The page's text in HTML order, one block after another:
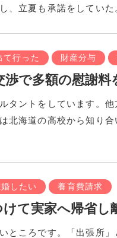
、立夏も承諾をしてい
て行った 財産分与
で多額の慰謝料
ントをしています。他
北海道の高校から知り
したい 養育費請求
て実家へ帰省し
ところです。「出張所